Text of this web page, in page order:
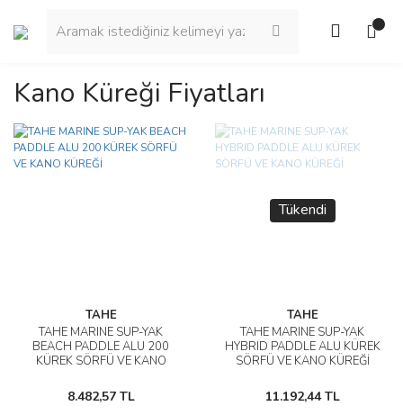
Kano Küreği Fiyatları
TAHE
TAHE MARINE SUP-YAK
BEACH PADDLE ALU 200
KÜREK SÖRFÜ VE KANO
8.482,57 TL
Tükendi
TAHE
TAHE MARINE SUP-YAK
HYBRID PADDLE ALU KÜREK
SÖRFÜ VE KANO KÜREĞİ
11.192,44 TL